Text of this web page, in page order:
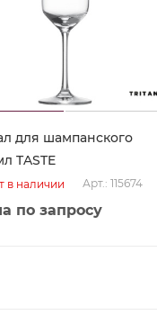
для шампанского
TASTE
в наличии Арт.: 115674
по запросу